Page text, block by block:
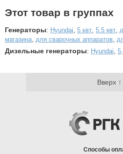
Этот товар в группах
Генераторы: Hyundai 5 квт 5.5 квт
магазина для сварочных аппаратов
Дизельные генераторы: Hyundai
Вверх ↑
Способы